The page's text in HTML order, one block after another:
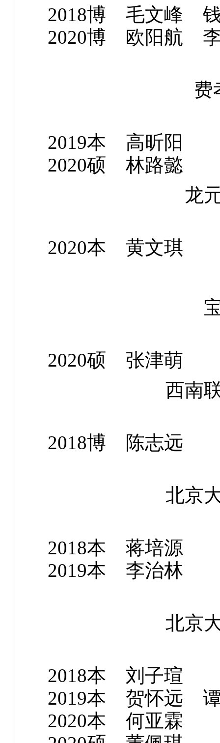
2018博 毛文
2020博 欧阳航
费
2019本 高昕
2020硕 林路
龙
2020本 黄文
2020硕 张津
西南
2018博 陈志
北京
2018本 蒋培
2019本 李治
北京
2018本 刘子
2019本 贺怀
2020本 何亚